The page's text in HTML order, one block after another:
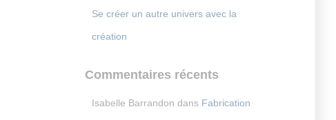
Se créer un autre univers avec la
création
Commentaires récents
Isabelle Barrandon dans Fabrication